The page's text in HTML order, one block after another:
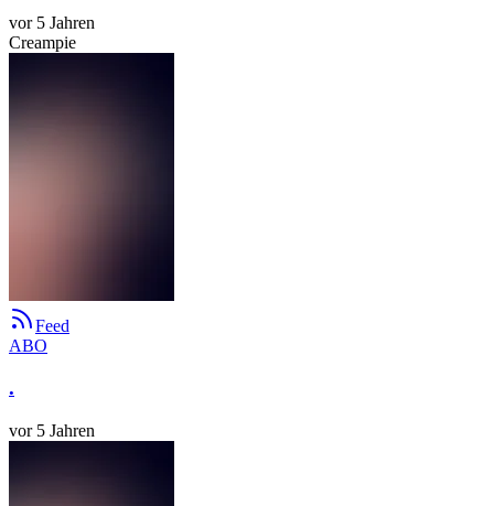
vor 5 Jahren
Creampie
Feed
ABO
.
vor 5 Jahren